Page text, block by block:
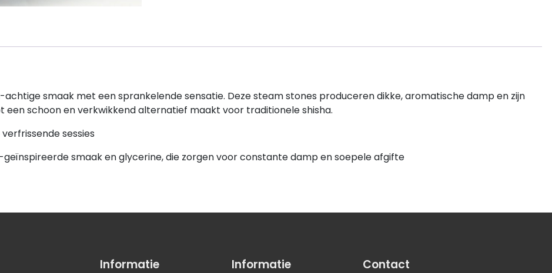
achtige smaak met een sprankelende sensatie. Deze steam stones produceren dikke, aromatische damp en zijn
schoon en verkwikkend alternatief maakt voor traditionele shisha.
sessies
smaak en glycerine, die zorgen voor constante damp en soepele afgifte
Informatie Informatie Contact